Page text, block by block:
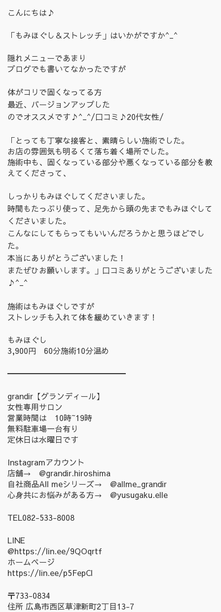
こんにちは♪
「もみほぐし＆ストレッチ」はいかがですか^_^
隠れメニューであまり
ブログでも書いてなかったですが
体がコリで固くなってる方
最近、バージョンアップした
のでオススメです♪^_^/口コミ♪20代女性/
「とっても丁寧な接客と、素晴らしい施術でした。
お店の雰囲気も明るくて落ち着く場所でした。
施術中も、固くなっている部分や悪くなっている部分を教
えてくださって、
しっかりもみほぐしてくださいました。
時間もたっぷり使って、足先から頭の先までもみほぐして
くださいました。
こんなにしてもらってもいいんだろうかと思うほどでし
た。
本当にありがとうございました！
またぜひお願いします。」口コミありがとうございました
♪^_^
施術はもみほぐしですが
ストレッチも入れて体を緩めていきます！
もみほぐし
3,900円 60分施術10分温め
━━━━━━━━━━━━━━━
grandir【グランディール】
女性専用サロン
営業時間は 10時~19時
無料駐車場一台有り
定休日は水曜日です
Instagramアカウント
店舗→ @grandir.hiroshima
自社商品All meシリーズ→ @allme_grandir
心身共にお悩みがある方→ @yusugaku.elle
TEL082-533-8008
LINE
@https://lin.ee/9QOqrtf
ホームページ
https://lin.ee/p5FepCl
〒733-0834
住所 広島市西区草津新町2丁目13-7